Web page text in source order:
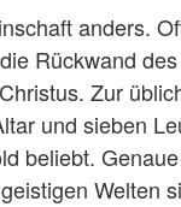
anders.
Rückwand
Zur
und sieben
beliebt.
Welten